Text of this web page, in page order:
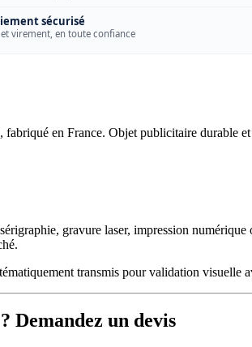
sécurisé
et virement, en toute confiance
, fabriqué en France. Objet publicitaire durable
gravure laser, impression
transmis pour validation visuelle
Demandez un devis